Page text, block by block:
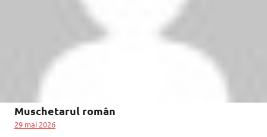
Muschetarul român
29 mai 2026